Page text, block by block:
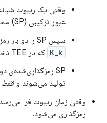
وقتی یک ریبوت
عبور ترکیبی (SP) محاسبه می‌کند.
سپس SP را دو بار رمزگذاری می‌کند: یک بار با کلید
K_k که در TEE ذخیره شده است.
تولید می‌شوند وفقط
وقتی زمان ریبوت فرا
رمزگذاری می‌شود.